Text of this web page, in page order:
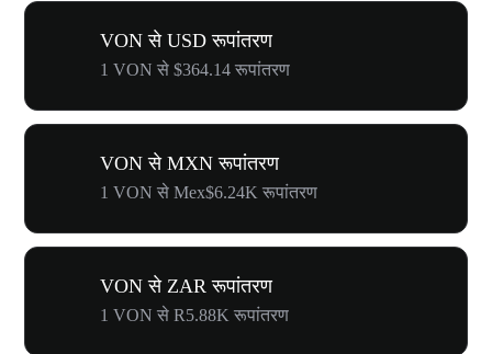
VON से USD रूपांतरण
1 VON से $364.14 रूपांतरण
VON से MXN रूपांतरण
1 VON से Mex$6.24K रूपांतरण
VON से ZAR रूपांतरण
1 VON से R5.88K रूपांतरण